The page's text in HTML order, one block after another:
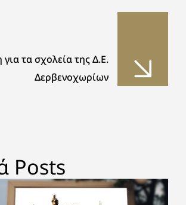
τα σχολεία της Δ.Ε.
Δερβενοχωρίων
Posts